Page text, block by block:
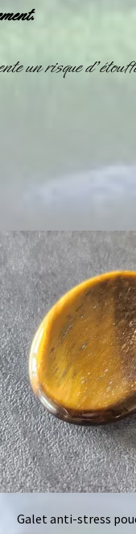
un risque
Galet anti-stress